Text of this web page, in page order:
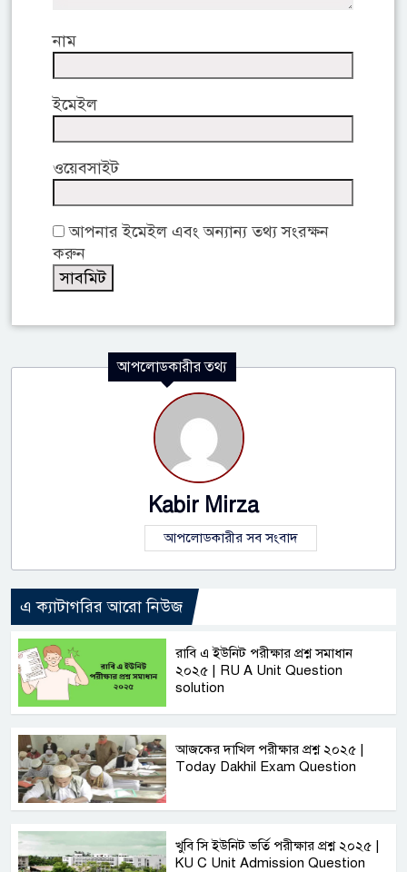
নাম
ইমেইল
ওয়েবসাইট
আপনার ইমেইল এবং অন্যান্য তথ্য সংরক্ষন
করুন
আপলোডকারীর তথ্য
Kabir Mirza
আপলোডকারীর সব সংবাদ
এ ক্যাটাগরির আরো নিউজ
রাবি এ ইউনিট পরীক্ষার প্রশ্ন সমাধান
২০২৫ | RU A Unit Question
solution
আজকের দাখিল পরীক্ষার প্রশ্ন ২০২৫ |
Today Dakhil Exam Question
খুবি সি ইউনিট ভর্তি পরীক্ষার প্রশ্ন ২০২৫ |
KU C Unit Admission Question